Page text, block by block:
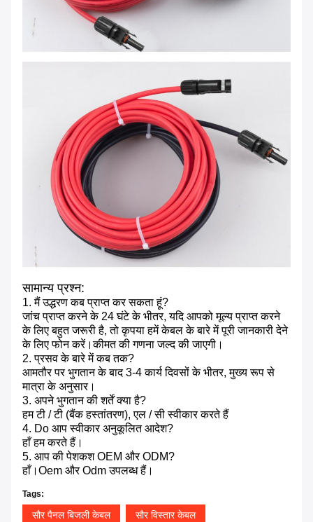
सामान्य प्रश्न:
1. मैं उद्धरण कब प्राप्त कर सकता हूं?
जांच प्राप्त करने के 24 घंटे के भीतर, यदि आपको मूल्य प्राप्त करने
के लिए बहुत जरूरी है, तो कृपया हमें केबल के बारे में पूरी जानकारी देने
के लिए फोन करें।कीमत की गणना जल्द की जाएगी।
2. प्रसव के बारे में कब तक?
आमतौर पर भुगतान के बाद 3-4 कार्य दिवसों के भीतर, मुख्य रूप से
मात्रा के अनुसार।
3. अपने भुगतान की शर्तें क्या है?
हम टी / टी (बैंक हस्तांतरण), एल / सी स्वीकार करते हैं
4. Do आप स्वीकार अनुकूलित आदेश?
हाँ हम करते हैं।
5. आप की पेशकश OEM और ODM?
हाँ।Oem और Odm उपलब्ध हैं।
Tags:
सौर पैनल बिजली केबल सौर विस्तार केबल